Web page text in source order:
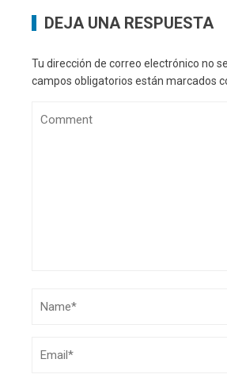
DEJA UNA RESPUESTA
Tu dirección de correo electrónico no
campos obligatorios están marcados